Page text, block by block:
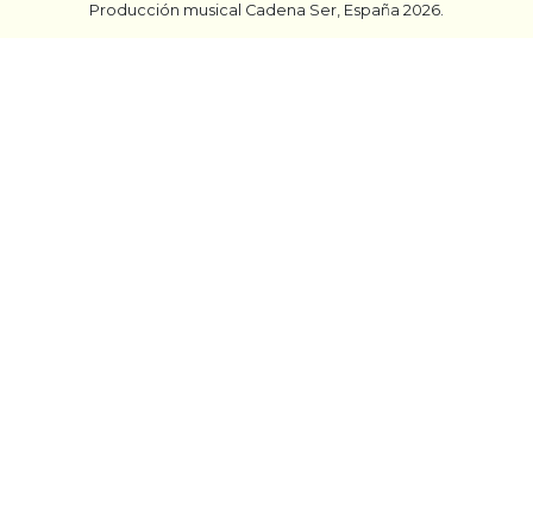
Producción musical Cadena Ser, España 2026.